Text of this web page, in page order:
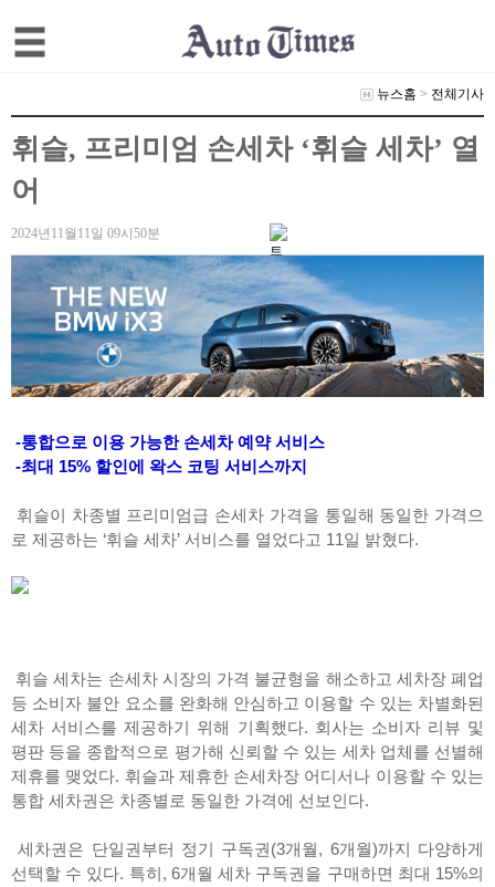
뉴스홈 > 전체기사
휘슬, 프리미엄 손세차 ‘휘슬 세차’ 열
어
2024년11월11일 09시50분
-통합으로 이용 가능한 손세차 예약 서비스
-최대 15% 할인에 왁스 코팅 서비스까지
휘슬이 차종별 프리미엄급 손세차 가격을 통일해 동일한 가격으
로 제공하는 ‘휘슬 세차’ 서비스를 열었다고 11일 밝혔다.
휘슬 세차는 손세차 시장의 가격 불균형을 해소하고 세차장 폐업
등 소비자 불안 요소를 완화해 안심하고 이용할 수 있는 차별화된
세차 서비스를 제공하기 위해 기획했다. 회사는 소비자 리뷰 및
평판 등을 종합적으로 평가해 신뢰할 수 있는 세차 업체를 선별해
제휴를 맺었다. 휘슬과 제휴한 손세차장 어디서나 이용할 수 있는
통합 세차권은 차종별로 동일한 가격에 선보인다.
세차권은 단일권부터 정기 구독권(3개월, 6개월)까지 다양하게
선택할 수 있다. 특히, 6개월 세차 구독권을 구매하면 최대 15%의